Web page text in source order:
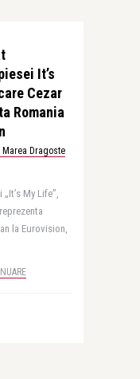
It’s
Cezar
Romania
Dragoste
My Life”,
la Eurovision,